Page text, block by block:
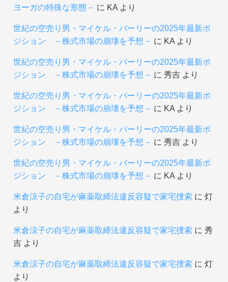
ヨーガの特殊な形態－ に KAより
世紀の空売り男・マイケル・バーリーの2025年最新ポ
ジション －株式市場の崩壊を予想－ に KAより
世紀の空売り男・マイケル・バーリーの2025年最新ポ
ジション －株式市場の崩壊を予想－ に 秀吉より
世紀の空売り男・マイケル・バーリーの2025年最新ポ
ジション －株式市場の崩壊を予想－ に KAより
世紀の空売り男・マイケル・バーリーの2025年最新ポ
ジション －株式市場の崩壊を予想－ に 秀吉より
世紀の空売り男・マイケル・バーリーの2025年最新ポ
ジション －株式市場の崩壊を予想－ に KAより
米倉涼子の自宅が麻薬取締法違反容疑で家宅捜索 に 灯
より
米倉涼子の自宅が麻薬取締法違反容疑で家宅捜索 に 秀
吉より
米倉涼子の自宅が麻薬取締法違反容疑で家宅捜索 に 灯
より